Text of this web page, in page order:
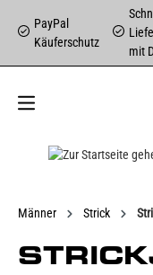
PayPal
Käuferschutz
mit
Männer Strick